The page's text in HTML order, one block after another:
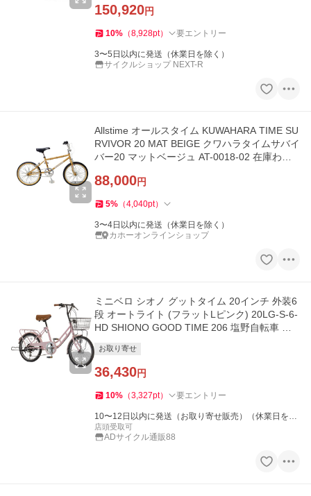
150,920円
10% （8,928pt） 要エントリー
3〜5日以内に発送（休業日を除く）
サイクルショップ NEXT-R
Allstime オールスタイム KUWAHARA TIME SU
RVIVOR 20 MAT BEIGE クワハラタイムサバイ
バー20 マットベージュ AT-0018-02 在庫わず
88,000円
5% （4,040pt）
3〜4日以内に発送（休業日を除く）
カホーオンラインショップ
ミニベロ シオノ グットタイム 20インチ 外装6
段 オートライト (フラットLピンク) 20LG-S-6-
HD SHIONO GOOD TIME 206 塩野自転車 小
お取り寄せ
36,430円
10% （3,327pt） 要エントリー
10〜12日以内に発送（お取り寄せ販売）（休業日を除
く）
店頭受取可
ADサイクル通販88